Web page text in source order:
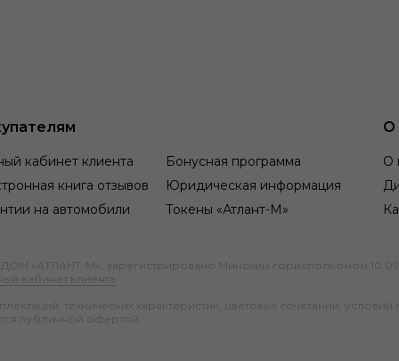
кабинет клиента
Бонусная программа
книга отзывов
Юридическая информация
на автомобили
Токены «Атлант-М»
О
О
«АТЛАНТ-М», зарегистрировано Минским горисполкомом
кабинет клиента
технических характеристик, цветовых сочетаний,
публичной офертой.